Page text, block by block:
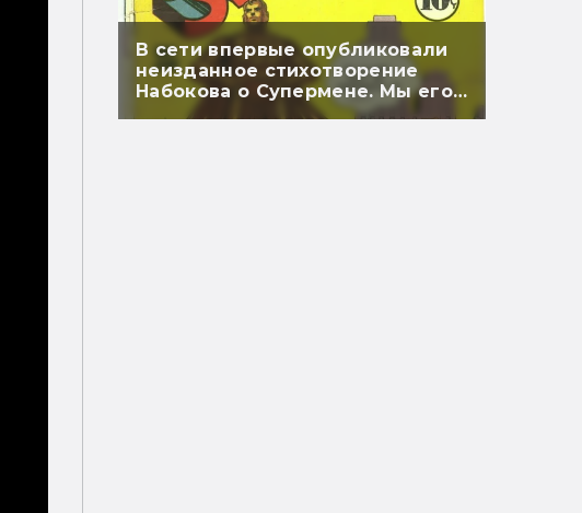
В сети впервые опубликовали
неизданное стихотворение
Набокова о Супермене. Мы его
перевели